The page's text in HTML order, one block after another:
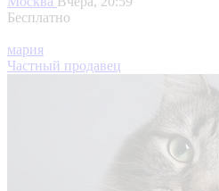
Бесплатно
мария
Частный продавец